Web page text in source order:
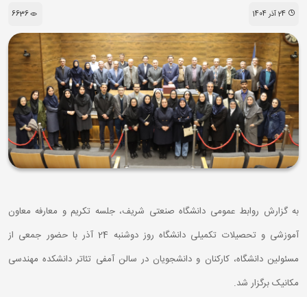
24 آذر 1404 6636
به گزارش روابط عمومی دانشگاه صنعتی شریف، جلسه تکریم و معارفه معاون
آموزشی و تحصیلات تکمیلی دانشگاه روز دوشنبه 24 آذر با حضور جمعی از
مسئولین دانشگاه، کارکنان و دانشجویان در سالن آمفی‌ تئاتر دانشکده مهندسی
مکانیک برگزار شد.